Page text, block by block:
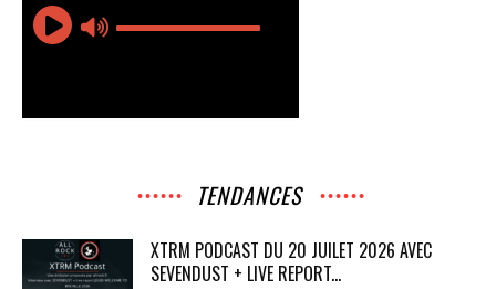
TENDANCES
XTRM PODCAST DU 20 JUILET 2026 AVEC
SEVENDUST + LIVE REPORT...